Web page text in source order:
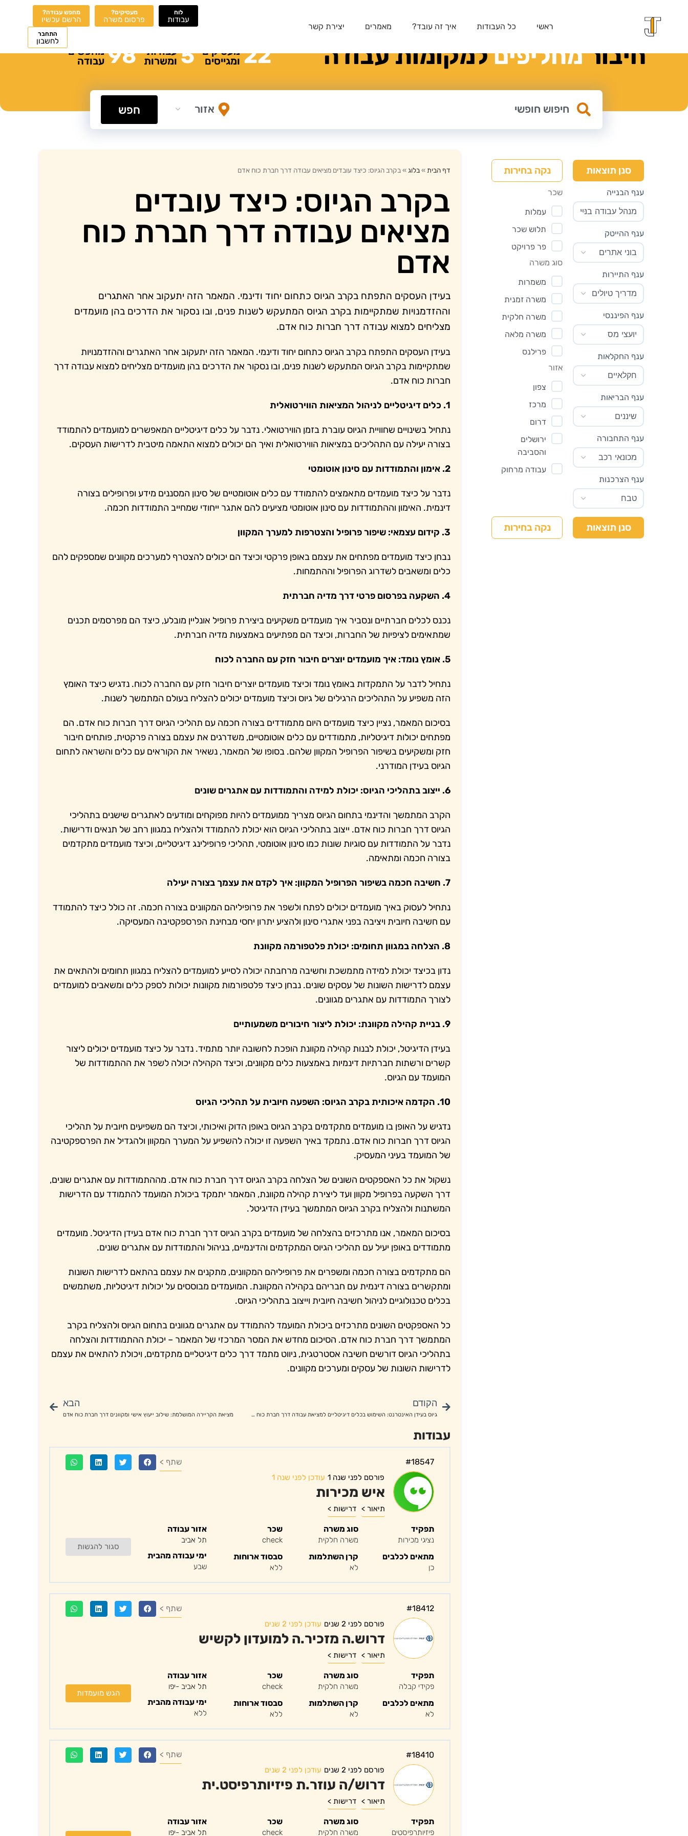
ראשי כל העבודות איך זה עובד? מאמרים יצירת קשר
לוח
עבודות
מעסיקים?
פרסום משרה
מחפש עבודה?
הרשם עכשיו
התחבר
לחשבון חיבורמחליפיםלמקומותעבודה 22 מעסיקים
ומגייסים 5 עבודות
ומשרות 98 מחפשים
עבודה
חפש
סנן תוצאות נקה בחירות
ענף הבנייה
ענף ההייטק
ענף התיירות
ענף הפיננסי
ענף החקלאות
ענף הבריאות
ענף התחבורה
ענף הצרכנות
שכר
עמלות
תלוש שכר
פר פרויקט
סוג משרה
משמרות
משרה זמנית
משרה חלקית
משרה מלאה
פרילנס
אזור
צפון
מרכז
דרום
ירושלים
והסביבה
עבודה מרחוק
סנן תוצאות נקה בחירות
דף הבית »בלוג »בקרב הגיוס: כיצד עובדים מציאים עבודה דרך חברת כוח אדם
בקרב הגיוס: כיצד עובדים
מציאים עבודה דרך חברת כוח
אדם
בעידן העסקים התפתח בקרב הגיוס כתחום יחוד ודינמי. המאמר הזה יתעקוב אחר האתגרים
וההזדמנויות שמתקיימות בקרב הגיוס המתעקש לשנות פנים, ובו נסקור את הדרכים בהן מועמדים
מצליחים למצוא עבודה דרך חברות כוח אדם.
בעידן העסקים התפתח בקרב הגיוס כתחום יחוד ודינמי. המאמר הזה יתעקוב אחר האתגרים וההזדמנויות
שמתקיימות בקרב הגיוס המתעקש לשנות פנים, ובו נסקור את הדרכים בהן מועמדים מצליחים למצוא עבודה דרך
חברות כוח אדם.
1. כלים דיגיטליים לניהול המציאות הווירטואלית
נתחיל בשינויים שחוויית הגיוס עוברת בזמן הווירטואלי. נדבר על כלים דיגיטליים המאפשרים למועמדים להתמודד
בצורה יעילה עם התהליכים במציאות הווירטואלית ואיך הם יכולים למצוא התאמה מיטבית לדרישות העסקים.
2. אימון והתמודדות עם סינון אוטומטי
נדבר על כיצד מועמדים מתאמצים להתמודד עם כלים אוטומטיים של סינון המסננים מידע ופרופילים בצורה
דינמית. האימון וההתמודדות עם סינון אוטומטי מציעים להם אתגר ייחודי שמחייב התמודדות חכמה.
3. קידום עצמאי: שיפור פרופיל והצטרפות למערך המקוון
נבחן כיצד מועמדים מפתחים את עצמם באופן פרקטי וכיצד הם יכולים להצטרף למערכים מקוונים שמספקים להם
כלים ומשאבים לשדרוג הפרופיל וההתמחות.
4. השקעה בפרסום פרטי דרך מדיה חברתית
נכנס לכלים חברתיים ונסביר איך מועמדים משקיעים ביצירת פרופיל אונליין מובלע, כיצד הם מפרסמים תכנים
שמתאימים לציפיות של החברות, וכיצד הם מפתיעים באמצעות מדיה חברתית.
5. אומץ נומד: איך מועמדים יוצרים חיבור חזק עם החברה לכוח
נתחיל לדבר על התמקדות באומץ נומד וכיצד מועמדים יוצרים חיבור חזק עם החברה לכוח. נדגיש כיצד האומץ
הזה משפיע על התהליכים הרגילים של גיוס וכיצד מועמדים יכולים להצליח בעולם המתמשך לשנות.
בסיכום המאמר, נציין כיצד מועמדים היום מתמודדים בצורה חכמה עם תהליכי הגיוס דרך חברות כוח אדם. הם
מפתחים יכולות דיגיטליות, מתמודדים עם כלים אוטומטיים, משדרגים את עצמם בצורה פרקטית, פותחים חיבור
חזק ומשקיעים בשיפור הפרופיל המקוון שלהם. בסופו של המאמר, נשאיר את הקוראים עם כלים והשראה לתחום
הגיוס בעידן המודרני.
6. ייצוב בתהליכי הגיוס: יכולת למידה והתמודדות עם אתגרים שונים
הקרב המתמשך והדינמי בתחום הגיוס מצריך ממועמדים להיות מפוקחים ומודעים לאתגרים שישנים בתהליכי
הגיוס דרך חברות כוח אדם. ייצוב בתהליכי הגיוס הוא יכולת להתמודד ולהצליח במגוון רחב של תנאים ודרישות.
נדבר על התמודדות עם סוגיות שונות כמו סינון אוטומטי, תהליכי פרופילינג דיגיטליים, וכיצד מועמדים מתקדמים
בצורה חכמה ומתאימה.
7. חשיבה חכמה בשיפור הפרופיל המקוון: איך לקדם את עצמך בצורה יעילה
נתחיל לעסוק באיך מועמדים יכולים לפתח ולשפר את פרופיליהם המקוונים בצורה חכמה. זה כולל כיצד להתמודד
עם חשיבה חיובית ויציבה בפני אתגרי סינון ולהציע יתרון יחסי מבחינת הפרספקטיבה המעסיקה.
8. הצלחה במגוון תחומים: יכולת פלטפורמה מקוונת
נדון בכיצד יכולת למידה מתמשכת וחשיבה מרחבתה יכולה לסייע למועמדים להצליח במגוון תחומים ולהתאים את
עצמם לדרישות השונות של עסקים שונים. נבחן כיצד פלטפורמות מקוונות יכולות לספק כלים ומשאבים למועמדים
לצורך התמודדות עם אתגרים מגוונים.
9. בניית קהילה מקוונת: יכולת ליצור חיבורים משמעותיים
בעידן הדיגיטל, יכולת לבנות קהילה מקוונת הופכת לחשובה יותר מתמיד. נדבר על כיצד מועמדים יכולים ליצור
קשרים ורשתות חברתיות דינמיות באמצעות כלים מקוונים, וכיצד הקהילה יכולה לשפר את ההתמודדות של
המועמד עם הגיוס.
10. הקדמה איכותית בקרב הגיוס: השפעה חיובית על תהליכי הגיוס
נדגיש על האופן בו מועמדים מתקדמים בקרב הגיוס באופן הדוק ואיכותי, וכיצד הם משפיעים חיובית על תהליכי
הגיוס דרך חברות כוח אדם. נתמקד באיך השפעה זו יכולה להשפיע על המערך המקוון ולהגדיל את הפרספקטיבה
של המועמד בעיני המעסיק.
נשקול את כל האספקטים השונים של הצלחה בקרב הגיוס דרך חברת כוח אדם. מההתמודדות עם אתגרים שונים,
דרך השקעה בפרופיל מקוון ועד ליצירת קהילה מקוונת, המאמר יתמקד ביכולת המועמד להתמודד עם הדרישות
המשתנות ולהצליח בקרב הגיוס המתמשך בעידן הדיגיטל.
בסיכום המאמר, אנו מתרכזים בהצלחה של מועמדים בקרב הגיוס דרך חברת כוח אדם בעידן הדיגיטל. מועמדים
מתמודדים באופן יעיל עם תהליכי הגיוס המתקדמים והדינמיים, בניהול והתמודדות עם אתגרים שונים.
הם מתקדמים בצורה חכמה ומשפרים את פרופיליהם המקוונים, מתקנים את עצמם בהתאם לדרישות השונות
ומתקשרים בצורה דינמית עם חבריהם בקהילה המקוונת. המועמדים מבוססים על יכולות דיגיטליות, משתמשים
בכלים טכנולוגיים לניהול חשיבה חיובית וייצוב בתהליכי הגיוס.
כל האספקטים השונים מתרכזים ביכולת המועמד להתמודד עם אתגרים מגוונים בתחום הגיוס ולהצליח בקרב
המתמשך דרך חברת כוח אדם. הסיכום מחדש את המסר המרכזי של המאמר – יכולת ההתמודדות והצלחה
בתהליכי הגיוס דורשים חשיבה אסטרטגית, ניווט מתמד דרך כלים דיגיטליים מתקדמים, ויכולת להתאים את עצמם
לדרישות השונות של עסקים ומערכים מקוונים.
הקודם
גיוס בעידן האינטרנט: השימוש בכלים דיגיטליים למציאת עבודה דרך חברת כוח אדם
הבא
מציאת הקריירה המושלמת: שילוב ייעוץ אישי ומקוונים דרך חברת כוח אדם
עבודות
#18547 שתף >
פורסם לפני שנה 1 עודכן לפני שנה 1
איש מכירות
תיאור > דרישות >
תפקיד
נציגי מכירות
מתאים לכלבים
כן
סוג משרה
משרה חלקית
קרן השתלמות
לא
שכר
check
סבסוד ארוחות
ללא
אזור עבודה
תל אביב
ימי עבודה מהבית
שבע
סגור להגשות
#18412 שתף >
פורסם לפני 2 שנים עודכן לפני 2 שנים
דרוש.ה מזכיר.ה למועדון לקשיש
תיאור > דרישות >
תפקיד
פקידי קבלה
מתאים לכלבים
לא
סוג משרה
משרה חלקית
קרן השתלמות
לא
שכר
check
סבסוד ארוחות
ללא
אזור עבודה
תל אביב -יפו
ימי עבודה מהבית
ללא
הגש מועמדות
#18410 שתף >
פורסם לפני 2 שנים עודכן לפני 2 שנים
דרוש/ה עוזר.ת פיזיותרפיסט.ית
תיאור > דרישות >
תפקיד
פיזיותרפיסטים
סוג משרה
משרה חלקית
שכר
check
אזור עבודה
תל אביב -יפו